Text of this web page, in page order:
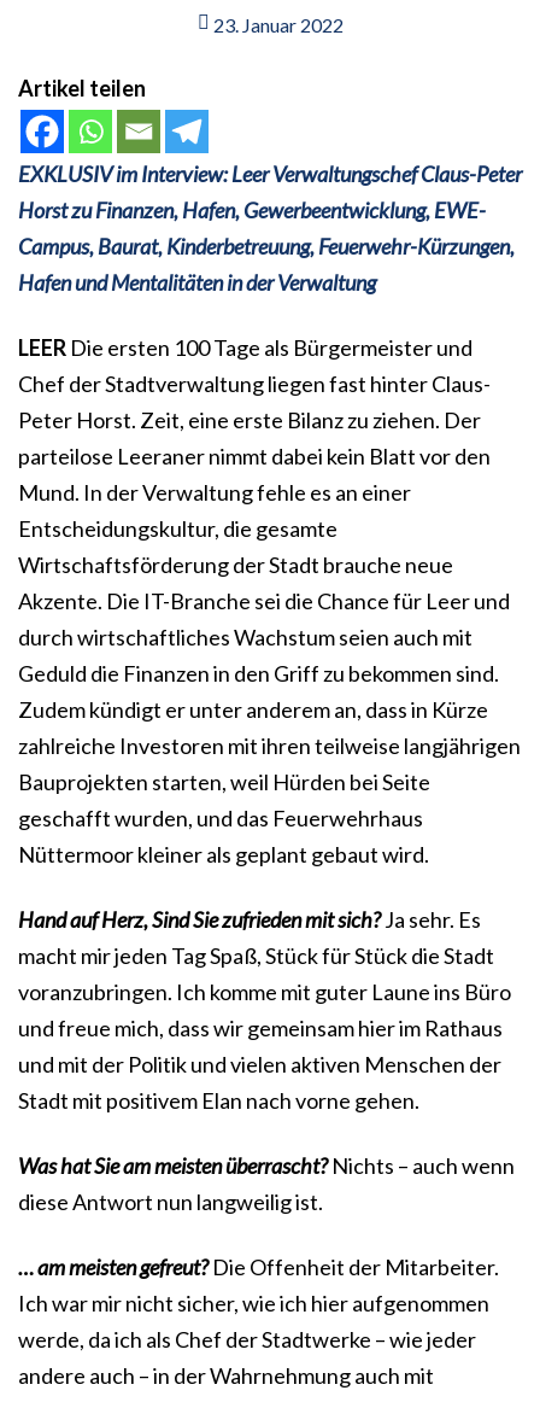
23. Januar 2022
Artikel teilen
EXKLUSIV im Interview: Leer Verwaltungschef Claus-Peter
Horst zu Finanzen, Hafen, Gewerbeentwicklung, EWE-
Campus, Baurat, Kinderbetreuung, Feuerwehr-Kürzungen,
Hafen und Mentalitäten in der Verwaltung
LEER Die ersten 100 Tage als Bürgermeister und
Chef der Stadtverwaltung liegen fast hinter Claus-
Peter Horst. Zeit, eine erste Bilanz zu ziehen. Der
parteilose Leeraner nimmt dabei kein Blatt vor den
Mund. In der Verwaltung fehle es an einer
Entscheidungskultur, die gesamte
Wirtschaftsförderung der Stadt brauche neue
Akzente. Die IT-Branche sei die Chance für Leer und
durch wirtschaftliches Wachstum seien auch mit
Geduld die Finanzen in den Griff zu bekommen sind.
Zudem kündigt er unter anderem an, dass in Kürze
zahlreiche Investoren mit ihren teilweise langjährigen
Bauprojekten starten, weil Hürden bei Seite
geschafft wurden, und das Feuerwehrhaus
Nüttermoor kleiner als geplant gebaut wird.
Hand auf Herz, Sind Sie zufrieden mit sich?Ja sehr. Es
macht mir jeden Tag Spaß, Stück für Stück die Stadt
voranzubringen. Ich komme mit guter Laune ins Büro
und freue mich, dass wir gemeinsam hier im Rathaus
und mit der Politik und vielen aktiven Menschen der
Stadt mit positivem Elan nach vorne gehen.
Was hat Sie am meisten überrascht?Nichts – auch wenn
diese Antwort nun langweilig ist.
… am meisten gefreut?Die Offenheit der Mitarbeiter.
Ich war mir nicht sicher, wie ich hier aufgenommen
werde, da ich als Chef der Stadtwerke – wie jeder
andere auch – in der Wahrnehmung auch mit